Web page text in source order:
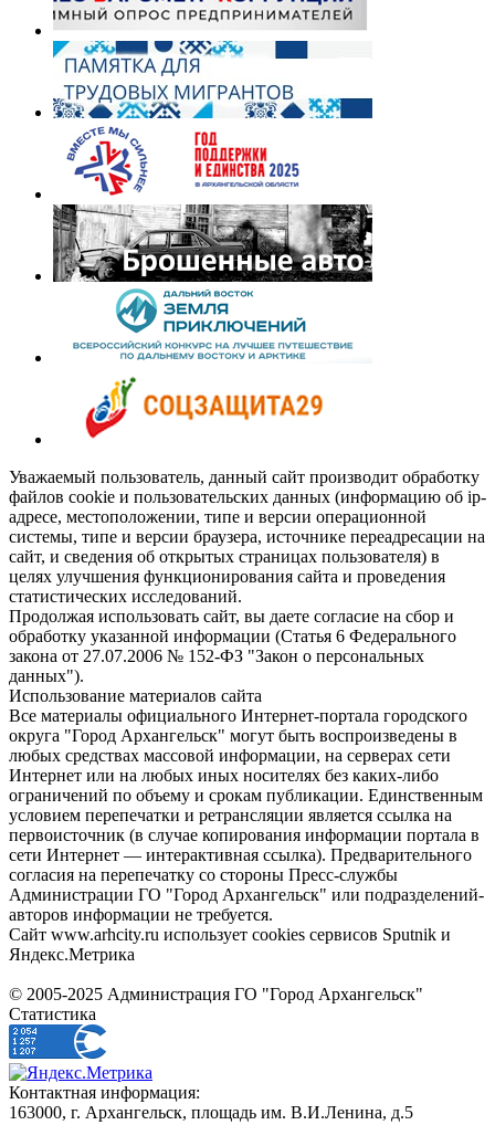
Уважаемый пользователь, данный сайт производит обработку
файлов cookie и пользовательских данных (информацию об ip-
адресе, местоположении, типе и версии операционной
системы, типе и версии браузера, источнике переадресации на
сайт, и сведения об открытых страницах пользователя) в
целях улучшения функционирования сайта и проведения
статистических исследований.
Продолжая использовать сайт, вы даете согласие на сбор и
обработку указанной информации (Статья 6 Федерального
закона от 27.07.2006 № 152-ФЗ "Закон о персональных
данных").
Использование материалов сайта
Все материалы официального Интернет-портала городского
округа "Город Архангельск" могут быть воспроизведены в
любых средствах массовой информации, на серверах сети
Интернет или на любых иных носителях без каких-либо
ограничений по объему и срокам публикации. Единственным
условием перепечатки и ретрансляции является ссылка на
первоисточник (в случае копирования информации портала в
сети Интернет — интерактивная ссылка). Предварительного
согласия на перепечатку со стороны Пресс-службы
Администрации ГО "Город Архангельск" или подразделений-
авторов информации не требуется.
Сайт www.arhcity.ru использует cookies сервисов Sputnik и
Яндекс.Метрика
© 2005-2025 Администрация ГО "Город Архангельск"
Статистика
Контактная информация:
163000, г. Архангельск, площадь им. В.И.Ленина, д.5